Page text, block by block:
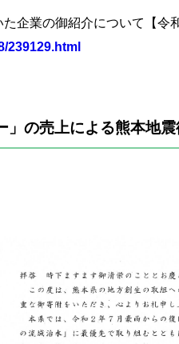
企業の御紹介について【令
239129.html
の売上による熊本地